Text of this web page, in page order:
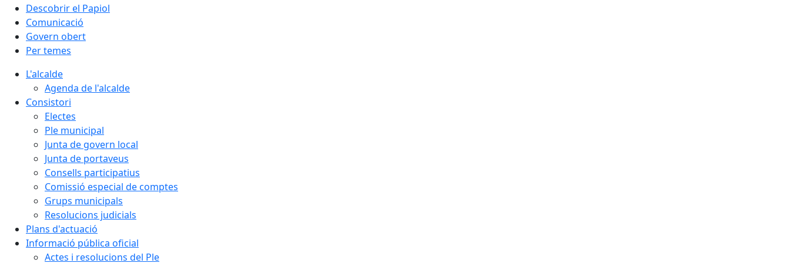
Descobrir el Papiol
Comunicació
Govern obert
Per temes
L'alcalde
Agenda de l'alcalde
Consistori
Electes
Ple municipal
Junta de govern local
Junta de portaveus
Consells participatius
Comissió especial de comptes
Grups municipals
Resolucions judicials
Plans d'actuació
Informació pública oficial
Actes i resolucions del Ple